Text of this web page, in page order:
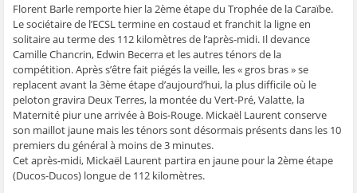
e
z
p
o
u
r
p
a
r
a
g
e
r
s
u
r
a
e
z
p
o
u
r
p
a
r
t
a
g
e
r
s
u
r
T
w
e
z
p
o
u
r
p
a
r
t
a
g
e
r
s
u
r
W
h
e
z
p
o
u
r
p
a
r
t
a
g
e
r
r
e
z
p
o
u
r
e
n
v
o
y
e
r
p
e
Florent Barle remporte hier la 2ème étape du Trophée de la Caraïbe.
Le sociétaire de l’ECSL termine en costaud et franchit la ligne en
solitaire au terme des 112 kilomètres de l’après-midi. Il devance
Camille Chancrin, Edwin Becerra et les autres ténors de la
compétition. Après s’être fait piégés la veille, les « gros bras » se
replacent avant la 3ème étape d’aujourd’hui, la plus difficile où le
peloton gravira Deux Terres, la montée du Vert-Pré, Valatte, la
Maternité piur une arrivée à Bois-Rouge. Mickaël Laurent conserve
son maillot jaune mais les ténors sont désormais présents dans les 10
premiers du général à moins de 3 minutes.
Cet après-midi, Mickaël Laurent partira en jaune pour la 2ème étape
(Ducos-Ducos) longue de 112 kilomètres.